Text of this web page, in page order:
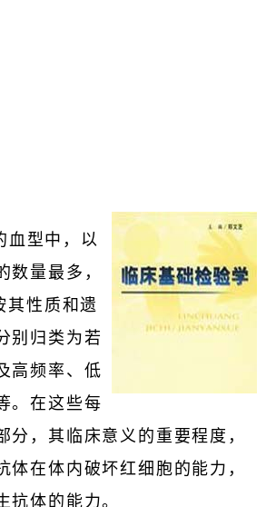
血型中，以
数量最多，
其性质和遗
别归类为若
高频率、低
。在这些每
分，其临床意义的重要程度，
体在体内破坏红细胞的能力，
抗体的能力。